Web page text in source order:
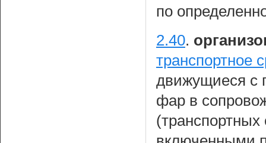
по
2.40.
транспортное
движущиеся с
фар в
(транспортных